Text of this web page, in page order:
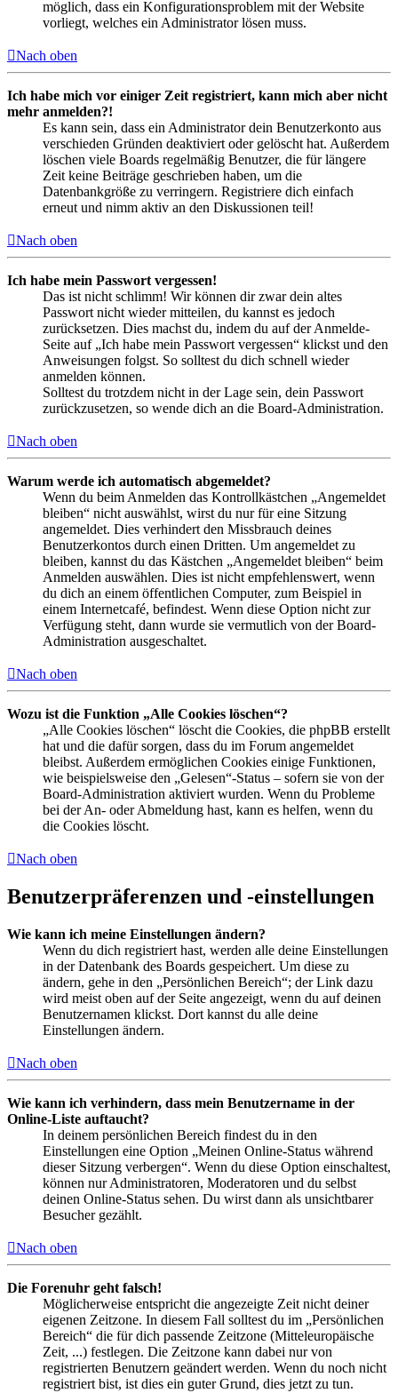
möglich, dass ein Konfigurationsproblem mit der Website
vorliegt, welches ein Administrator lösen muss.
Nach oben
Ich habe mich vor einiger Zeit registriert, kann mich aber nicht
mehr anmelden?!
Es kann sein, dass ein Administrator dein Benutzerkonto aus
verschieden Gründen deaktiviert oder gelöscht hat. Außerdem
löschen viele Boards regelmäßig Benutzer, die für längere
Zeit keine Beiträge geschrieben haben, um die
Datenbankgröße zu verringern. Registriere dich einfach
erneut und nimm aktiv an den Diskussionen teil!
Nach oben
Ich habe mein Passwort vergessen!
Das ist nicht schlimm! Wir können dir zwar dein altes
Passwort nicht wieder mitteilen, du kannst es jedoch
zurücksetzen. Dies machst du, indem du auf der Anmelde-
Seite auf „Ich habe mein Passwort vergessen“ klickst und den
Anweisungen folgst. So solltest du dich schnell wieder
anmelden können.
Solltest du trotzdem nicht in der Lage sein, dein Passwort
zurückzusetzen, so wende dich an die Board-Administration.
Nach oben
Warum werde ich automatisch abgemeldet?
Wenn du beim Anmelden das Kontrollkästchen „Angemeldet
bleiben“ nicht auswählst, wirst du nur für eine Sitzung
angemeldet. Dies verhindert den Missbrauch deines
Benutzerkontos durch einen Dritten. Um angemeldet zu
bleiben, kannst du das Kästchen „Angemeldet bleiben“ beim
Anmelden auswählen. Dies ist nicht empfehlenswert, wenn
du dich an einem öffentlichen Computer, zum Beispiel in
einem Internetcafé, befindest. Wenn diese Option nicht zur
Verfügung steht, dann wurde sie vermutlich von der Board-
Administration ausgeschaltet.
Nach oben
Wozu ist die Funktion „Alle Cookies löschen“?
„Alle Cookies löschen“ löscht die Cookies, die phpBB erstellt
hat und die dafür sorgen, dass du im Forum angemeldet
bleibst. Außerdem ermöglichen Cookies einige Funktionen,
wie beispielsweise den „Gelesen“-Status – sofern sie von der
Board-Administration aktiviert wurden. Wenn du Probleme
bei der An- oder Abmeldung hast, kann es helfen, wenn du
die Cookies löscht.
Nach oben
Benutzerpräferenzen und -einstellungen
Wie kann ich meine Einstellungen ändern?
Wenn du dich registriert hast, werden alle deine Einstellungen
in der Datenbank des Boards gespeichert. Um diese zu
ändern, gehe in den „Persönlichen Bereich“; der Link dazu
wird meist oben auf der Seite angezeigt, wenn du auf deinen
Benutzernamen klickst. Dort kannst du alle deine
Einstellungen ändern.
Nach oben
Wie kann ich verhindern, dass mein Benutzername in der
Online-Liste auftaucht?
In deinem persönlichen Bereich findest du in den
Einstellungen eine Option „Meinen Online-Status während
dieser Sitzung verbergen“. Wenn du diese Option einschaltest,
können nur Administratoren, Moderatoren und du selbst
deinen Online-Status sehen. Du wirst dann als unsichtbarer
Besucher gezählt.
Nach oben
Die Forenuhr geht falsch!
Möglicherweise entspricht die angezeigte Zeit nicht deiner
eigenen Zeitzone. In diesem Fall solltest du im „Persönlichen
Bereich“ die für dich passende Zeitzone (Mitteleuropäische
Zeit, ...) festlegen. Die Zeitzone kann dabei nur von
registrierten Benutzern geändert werden. Wenn du noch nicht
registriert bist, ist dies ein guter Grund, dies jetzt zu tun.